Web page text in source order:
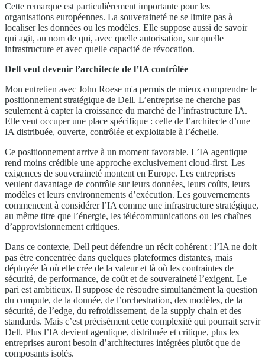
Cette remarque est particulièrement importante pour les
organisations européennes. La souveraineté ne se limite pas à
localiser les données ou les modèles. Elle suppose aussi de savoir
qui agit, au nom de qui, avec quelle autorisation, sur quelle
infrastructure et avec quelle capacité de révocation.
Dell veut devenir l’architecte de l’IA contrôlée
Mon entretien avec John Roese m'a permis de mieux comprendre le
positionnement stratégique de Dell. L’entreprise ne cherche pas
seulement à capter la croissance du marché de l’infrastructure IA.
Elle veut occuper une place spécifique : celle de l’architecte d’une
IA distribuée, ouverte, contrôlée et exploitable à l’échelle.
Ce positionnement arrive à un moment favorable. L’IA agentique
rend moins crédible une approche exclusivement cloud-first. Les
exigences de souveraineté montent en Europe. Les entreprises
veulent davantage de contrôle sur leurs données, leurs coûts, leurs
modèles et leurs environnements d’exécution. Les gouvernements
commencent à considérer l’IA comme une infrastructure stratégique,
au même titre que l’énergie, les télécommunications ou les chaînes
d’approvisionnement critiques.
Dans ce contexte, Dell peut défendre un récit cohérent : l’IA ne doit
pas être concentrée dans quelques plateformes distantes, mais
déployée là où elle crée de la valeur et là où les contraintes de
sécurité, de performance, de coût et de souveraineté l’exigent. Le
pari est ambitieux. Il suppose de résoudre simultanément la question
du compute, de la donnée, de l’orchestration, des modèles, de la
sécurité, de l’edge, du refroidissement, de la supply chain et des
standards. Mais c’est précisément cette complexité qui pourrait servir
Dell. Plus l’IA devient agentique, distribuée et critique, plus les
entreprises auront besoin d’architectures intégrées plutôt que de
composants isolés.